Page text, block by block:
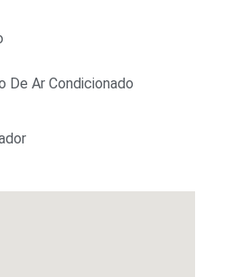
De Ar Condicionado